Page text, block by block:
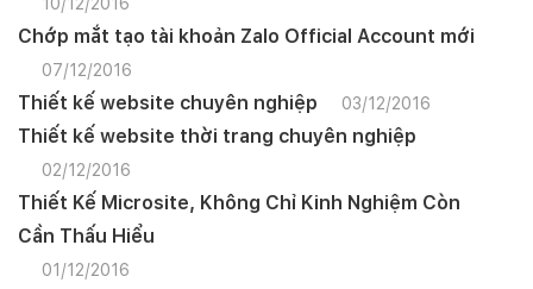
Chớp mắt tạo tài khoản Zalo Official Account mới
07/12/2016
Thiết kế website chuyên nghiệp 03/12/2016
Thiết kế website thời trang chuyên nghiệp
02/12/2016
Thiết Kế Microsite, Không Chỉ Kinh Nghiệm Còn
Cần Thấu Hiểu
01/12/2016